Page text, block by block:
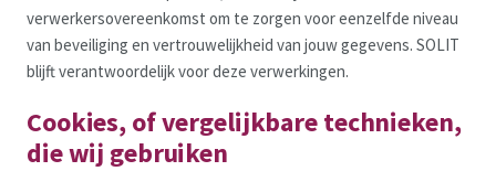
verwerkersovereenkomst om te zorgen voor eenzelfde niveau
van beveiliging en vertrouwelijkheid van jouw gegevens. SOLIT
blijft verantwoordelijk voor deze verwerkingen.
Cookies, of vergelijkbare technieken,
die wij gebruiken